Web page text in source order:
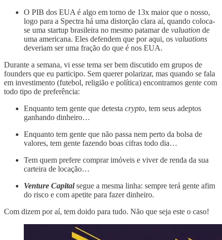
O PIB dos EUA é algo em torno de 13x maior que o nosso,
logo para a Spectra há uma distorção clara aí, quando coloca-
se uma startup brasileira no mesmo patamar de valuation de
uma americana. Eles defendem que por aqui, os valuations
deveriam ser uma fração do que é nos EUA.
Durante a semana, vi esse tema ser bem discutido em grupos de
founders que eu participo. Sem querer polarizar, mas quando se fala
em investimento (futebol, religião e política) encontramos gente com
todo tipo de preferência:
Enquanto tem gente que detesta crypto, tem seus adeptos
ganhando dinheiro…
Enquanto tem gente que não passa nem perto da bolsa de
valores, tem gente fazendo boas cifras todo dia…
Tem quem prefere comprar imóveis e viver de renda da sua
carteira de locação…
Venture Capitalsegue a mesma linha: sempre terá gente afim
do risco e com apetite para fazer dinheiro.
Com dizem por aí, tem doido para tudo. Não que seja este o caso!